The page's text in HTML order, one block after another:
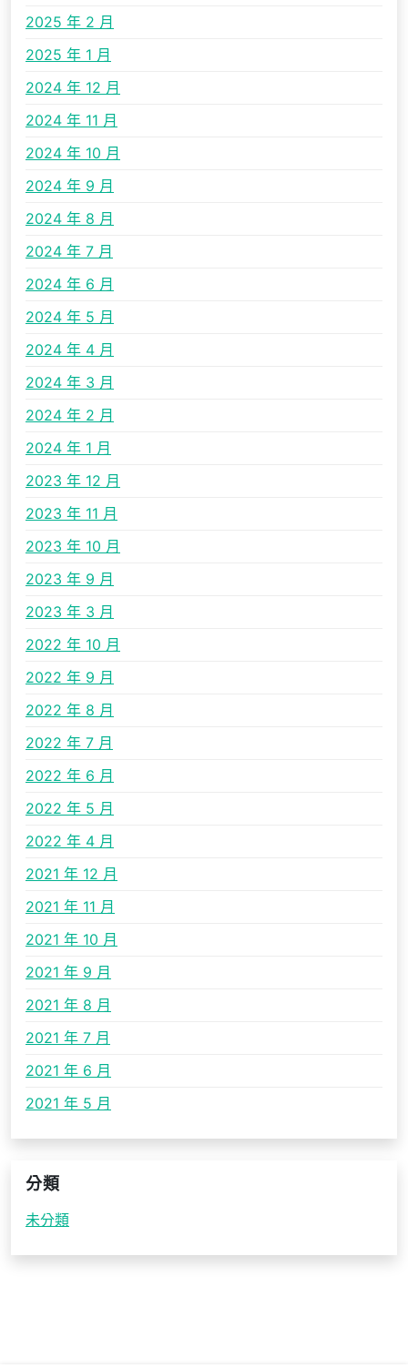
2025 年 2 月
2025 年 1 月
2024 年 12 月
2024 年 11 月
2024 年 10 月
2024 年 9 月
2024 年 8 月
2024 年 7 月
2024 年 6 月
2024 年 5 月
2024 年 4 月
2024 年 3 月
2024 年 2 月
2024 年 1 月
2023 年 12 月
2023 年 11 月
2023 年 10 月
2023 年 9 月
2023 年 3 月
2022 年 10 月
2022 年 9 月
2022 年 8 月
2022 年 7 月
2022 年 6 月
2022 年 5 月
2022 年 4 月
2021 年 12 月
2021 年 11 月
2021 年 10 月
2021 年 9 月
2021 年 8 月
2021 年 7 月
2021 年 6 月
2021 年 5 月
分類
未分類